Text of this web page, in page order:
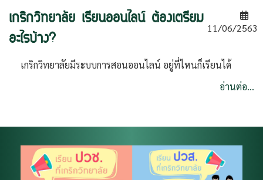
เกริกวิทยาลัย เรียนออนไลน์ ต้องเตรียม
อะไรบ้าง?
11/06/2563
เกริกวิทยาลัยมีระบบการสอนออนไลน์ อยู่ที่ไหนก็เรียนได้
อ่านต่อ...